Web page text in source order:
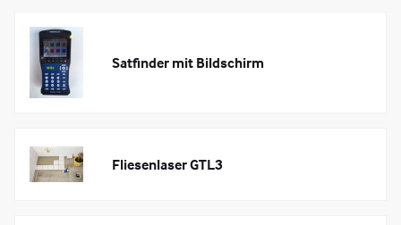
Satfinder mit Bildschirm
Fliesenlaser GTL3